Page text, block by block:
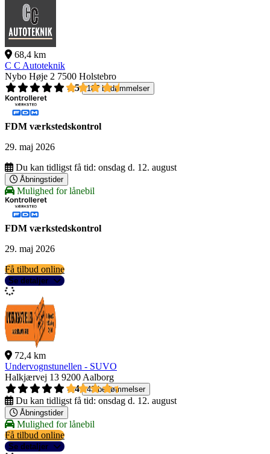
68,4 km
C C Autoteknik
Nybo Høje 2 7500 Holstebro
4,5
187 bedømmelser
FDM værkstedskontrol
29. maj 2026
Du kan tidligst få tid: onsdag d. 12. august
Åbningstider
Mulighed for lånebil
FDM værkstedskontrol
29. maj 2026
Få tilbud online
Se detaljer
72,4 km
Undervognstunellen - SUVO
Halkjærvej 13 9200 Aalborg
4,4
43 bedømmelser
Du kan tidligst få tid: onsdag d. 12. august
Åbningstider
Mulighed for lånebil
Få tilbud online
Se detaljer